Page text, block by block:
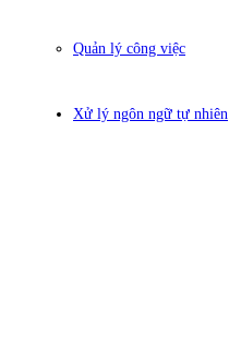
Quản lý công việc
Xử lý ngôn ngữ tự nhiên